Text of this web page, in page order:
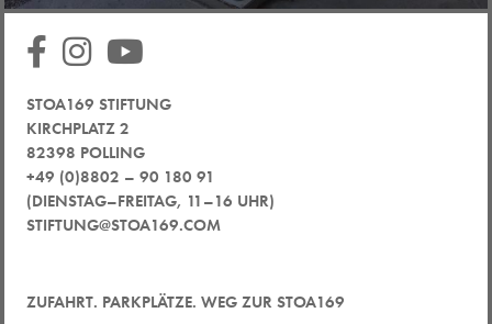
STOA169 STIFTUNG
KIRCHPLATZ 2
82398 POLLING
+49 (0)8802 – 90 180 91
(DIENSTAG–FREITAG, 11–16 UHR)
STIFTUNG@STOA169.COM
ZUFAHRT. PARKPLÄTZE. WEG ZUR STOA169